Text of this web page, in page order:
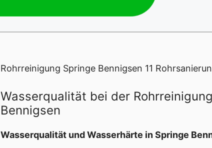
Rohrreinigung Springe Bennigsen 11
Wasserqualität bei der
Bennigsen
Wasserqualität und Wasserhärte in Springe